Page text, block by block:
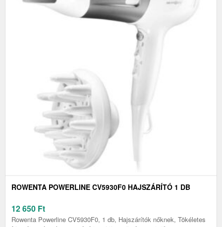
ROWENTA POWERLINE CV5930F0 HAJSZÁRÍTÓ 1 DB
12 650 Ft
Rowenta Powerline CV5930F0, 1 db, Hajszárítók nőknek, Tökéletes